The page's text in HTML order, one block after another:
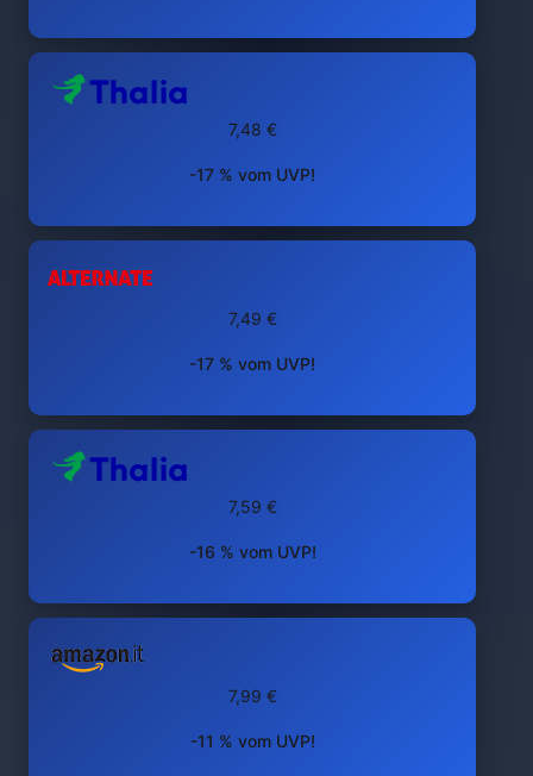
7,48 €
-17 % vom UVP!
7,49 €
-17 % vom UVP!
7,59 €
-16 % vom UVP!
7,99 €
-11 % vom UVP!